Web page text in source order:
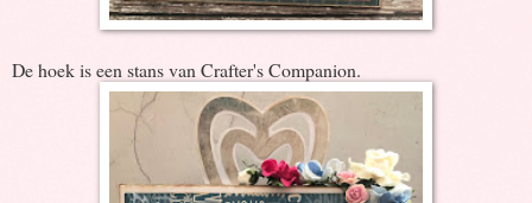
De hoek is een stans van Crafter's Companion.